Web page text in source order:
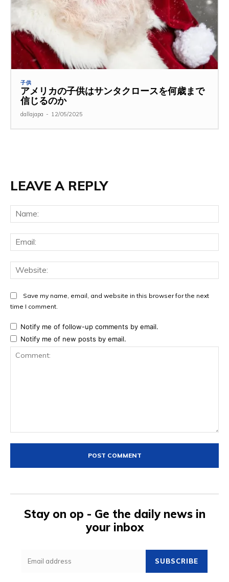
子供
アメリカの子供はサンタクロースを何歳まで
信じるのか
dallajapa - 12/05/2025
LEAVE A REPLY
Save my name, email, and website in this browser for the next
time I comment.
Notify me of follow-up comments by email.
Notify me of new posts by email.
Stay on op - Ge the daily news in
your inbox
SUBSCRIBE